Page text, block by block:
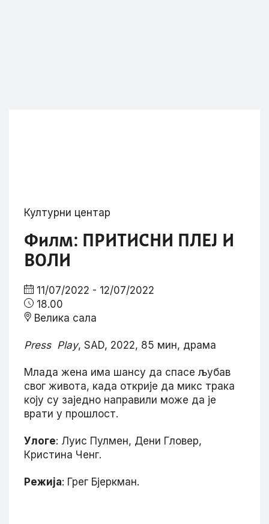
Културни центар
Филм: ПРИТИСНИ ПЛЕЈ И
ВОЛИ
11/07/2022 - 12/07/2022
18.00
Велика сала
Press Play, SAD, 2022, 85 мин, драма
Млада жена има шансу да спасе љубав
свог живота, када открије да микс трака
коју су заједно направили може да је
врати у прошлост.
Улоге: Луис Пулмен, Дени Гловер,
Кристина Ченг.
Режија: Грег Бјеркман.